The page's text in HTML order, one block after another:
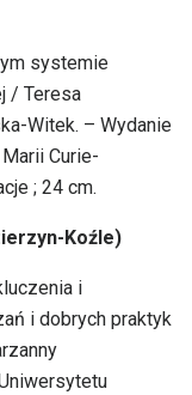
systemie
/ Teresa
Witek. – Wydanie
Curie-
; 24 cm.
Koźle)
i
i dobrych praktyk